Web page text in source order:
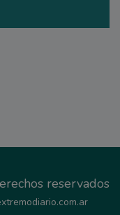
reservados